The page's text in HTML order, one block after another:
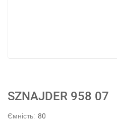
SZNAJDER 958 07
Ємність: 80